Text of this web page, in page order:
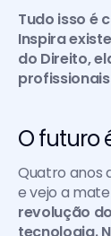
Tudo isso é
Inspira
do Direito,
O futuro
Quatro anos
e vejo a
revolução